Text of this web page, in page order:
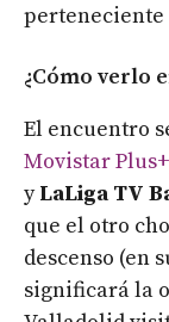
¿Cómo verlo
El encuentro
Movistar Plus+
yLaLiga TV
que el otro
descenso (en
significará la